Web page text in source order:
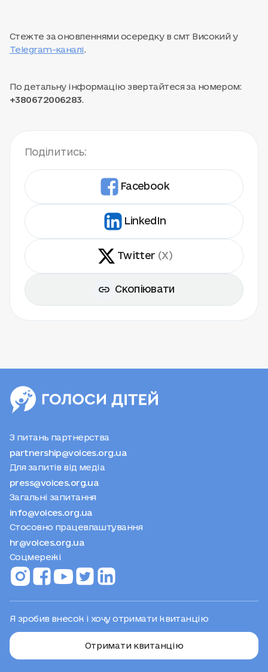
Стежте за оновленнями осередку в смт Високий у
Telegram-каналі.
По детальну інформацію звертайтеся за номером:
+380672006283.
Поділитись:
Facebook
LinkedIn
Twitter (X)
Скопіювати
З питань партнерства
partnership@voices.org.ua
Для запитів від медіа
press@voices.org.ua
Загальні запитання
info@voices.org.ua
Стосовно працевлаштування
hr@voices.org.ua
Соцмережі
Я зробив внесок і хочу отримати квитанцію
Отримати квитанцію